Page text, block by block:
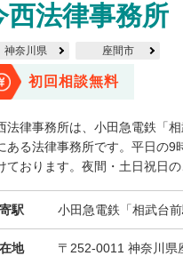
西法律事務所
神奈川県 座間市
初回相談無料
法律事務所は、小田急電鉄「
ある法律事務所です。平日の9
ております。夜間・土日祝日
駅 小田急電鉄「相武台
地 〒252-0011 神奈川県